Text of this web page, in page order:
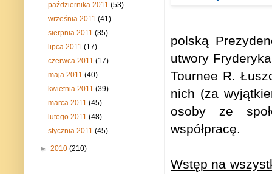
polską
utwory
Tournee R.
nich (za
osoby ze
współpracę.
Wstęp na
października 2011(53)
września 2011(41)
sierpnia 2011(35)
lipca 2011(17)
czerwca 2011(17)
maja 2011(40)
kwietnia 2011(39)
marca 2011(45)
lutego 2011(48)
stycznia 2011(45)
► 2010 (210)